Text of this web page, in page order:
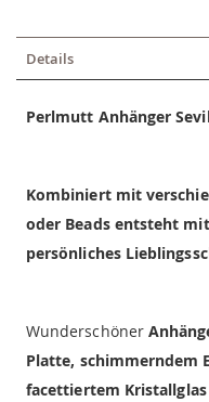
Details
Perlmutt Anhänger
Kombiniert mit
oder Beads entsteht
persönliches
Wunderschöner
Platte, schimmerndem
facettiertem